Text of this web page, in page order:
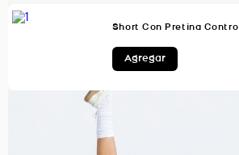
Agregar